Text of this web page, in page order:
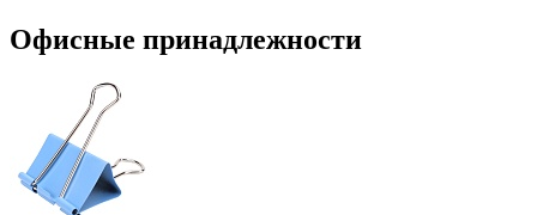
Офисные принадлежности